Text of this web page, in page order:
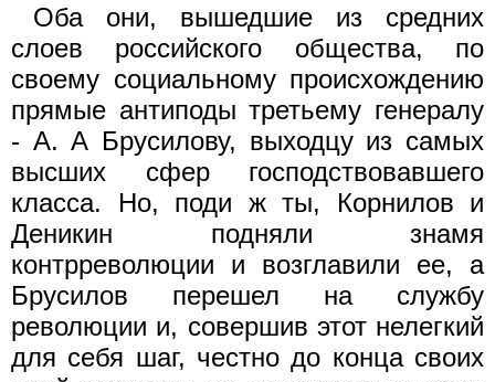
Оба они, вышедшие из средних
слоев российского общества, по
своему социальному происхождению
прямые антиподы третьему генералу
- А. А Брусилову, выходцу из самых
высших сфер гос­подствовавшего
класса. Но, поди ж ты, Корнилов и
Деникин под­няли знамя
контрреволюции и возглавили ее, а
Брусилов перешел на службу
революции и, совершив этот нелегкий
для себя шаг, честно до конца своих